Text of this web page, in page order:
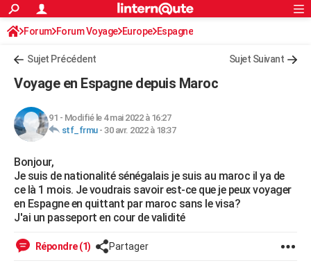
ACTUALITÉS
Politique
Société
Faits Divers
Education
Monde
Villes
+
Retraite
Impôts
Epargne
Immobilier
Risques naturels par ville
Banque
Assurance
Crédit
AUTO
HIGH-TECH
Mobiles
Meilleur smartphone
Internet
Ordinateurs
Jeux vidéo
Guide high-tech
+BRICOLAGE
Forum
Aménagement intérieur
Extérieur
Cuisine
Salle de bains
Jardinage
Rangement
WEEK-END
Guides de France
Escapades
Patrimoine
Expositions
Musées
Week-end nature
LIFESTYLE
S'inscrire
Connexion
Forum Forum Voyage Europe Espagne
Sujet Précédent Sujet Suivant
Voyage en Espagne depuis Maroc
91 - Modifié le 4 mai 2022 à 16:27
stf_frmu- 30 avr. 2022 à 18:37
Bonjour,
Je suis de nationalité sénégalais je suis au maroc il ya de
ce là 1 mois. Je voudrais savoir est-ce que je peux voyager
en Espagne en quittant par maroc sans le visa?
J'ai un passeport en cour de validité
Répondre (1) Partager